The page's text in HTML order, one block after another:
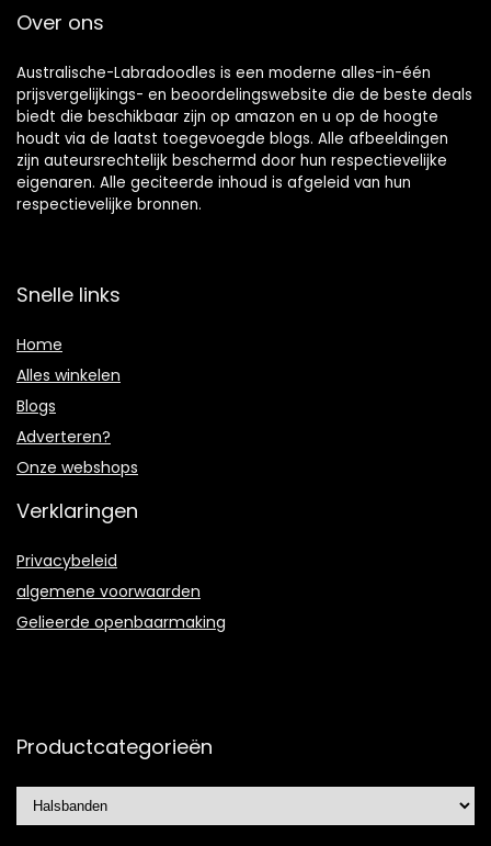
Over ons
Australische-Labradoodles is een moderne alles-in-één
prijsvergelijkings- en beoordelingswebsite die de beste deals
biedt die beschikbaar zijn op amazon en u op de hoogte
houdt via de laatst toegevoegde blogs. Alle afbeeldingen
zijn auteursrechtelijk beschermd door hun respectievelijke
eigenaren. Alle geciteerde inhoud is afgeleid van hun
respectievelijke bronnen.
Snelle links
Home
Alles winkelen
Blogs
Adverteren?
Onze webshops
Verklaringen
Privacybeleid
algemene voorwaarden
Gelieerde openbaarmaking
Productcategorieën